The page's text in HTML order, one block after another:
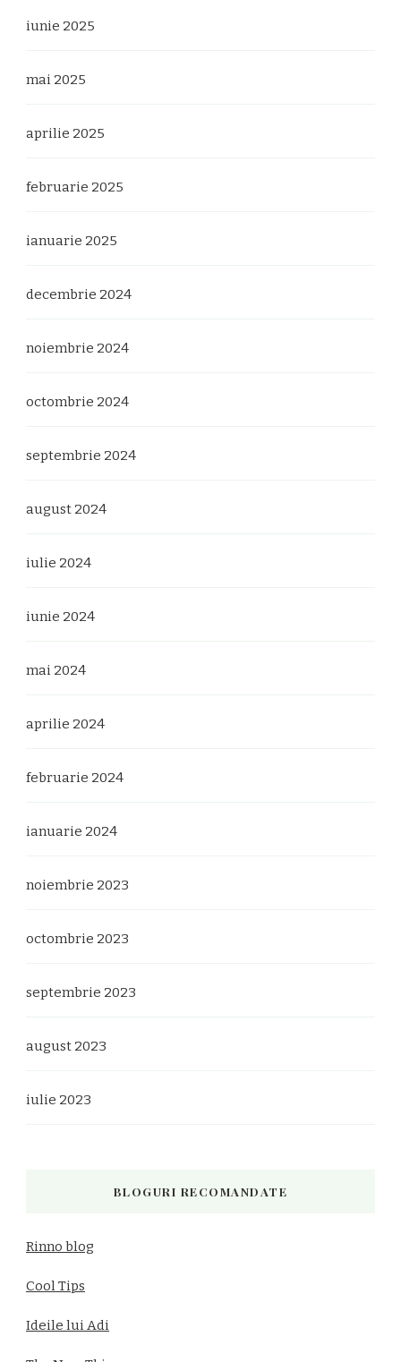
iunie 2025
mai 2025
aprilie 2025
februarie 2025
ianuarie 2025
decembrie 2024
noiembrie 2024
octombrie 2024
septembrie 2024
august 2024
iulie 2024
iunie 2024
mai 2024
aprilie 2024
februarie 2024
ianuarie 2024
noiembrie 2023
octombrie 2023
septembrie 2023
august 2023
iulie 2023
BLOGURI RECOMANDATE
Rinno blog
Cool Tips
Ideile lui Adi